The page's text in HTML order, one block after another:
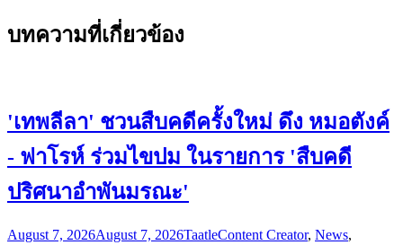
บทความที่เกี่ยวข้อง
'เทพลีลา' ชวนสืบคดีครั้งใหม่ ดึง หมอตังค์
- ฟาโรห์ ร่วมไขปม ในรายการ 'สืบคดี
ปริศนาอำพันมรณะ'
August 7, 2026August 7, 2026TaatleContent Creator, News,